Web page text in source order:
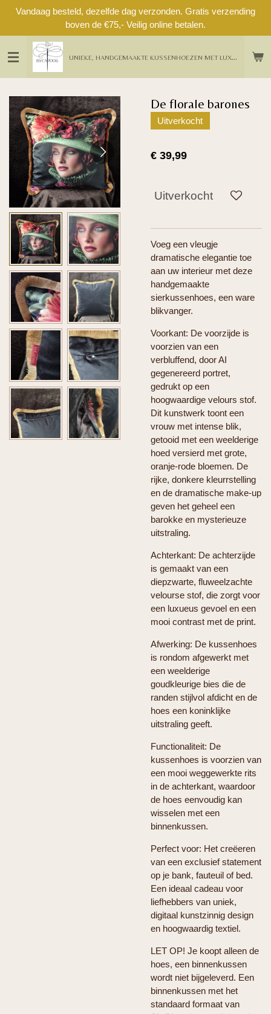
Ga
naar
de
hoofdinhoud
U
NIEKE, HANDGEMAAKTE KUSSENHOEZEN MET LUXE DETAILS UIT EIGEN ATELIER
Vandaag besteld, dezelfde dag verzonden. Gratis verzending
boven de €75,- Veilig online betalen.
De florale barones
Uitverkocht
€ 39,99
Uitverkocht
Voeg een vleugje
dramatische elegantie toe
aan uw interieur met deze
handgemaakte
sierkussenhoes, een ware
blikvanger.
Voorkant: De voorzijde is
voorzien van een
verbluffend, door AI
gegenereerd portret,
gedrukt op een
hoogwaardige velours stof.
Dit kunstwerk toont een
vrouw met intense blik,
getooid met een weelderige
hoed versierd met grote,
oranje-rode bloemen. De
rijke, donkere kleurrstelling
en de dramatische make-up
geven het geheel een
barokke en mysterieuze
uitstraling.
Achterkant: De achterzijde
is gemaakt van een
diepzwarte, fluweelzachte
velourse stof, die zorgt voor
een luxueus gevoel en een
mooi contrast met de print.
Afwerking: De kussenhoes
is rondom afgewerkt met
een weelderige
goudkleurige bies die de
randen stijlvol afdicht en de
hoes een koninklijke
uitstraling geeft.
Functionaliteit: De
kussenhoes is voorzien van
een mooi weggewerkte rits
in de achterkant, waardoor
de hoes eenvoudig kan
wisselen met een
binnenkussen.
Perfect voor: Het creëeren
van een exclusief statement
op je bank, fauteuil of bed.
Een ideaal cadeau voor
liefhebbers van uniek,
digitaal kunstzinnig design
en hoogwaardig textiel.
LET OP! Je koopt alleen de
hoes, een binnenkussen
wordt niet bijgeleverd. Een
binnenkussen met het
standaard formaat van